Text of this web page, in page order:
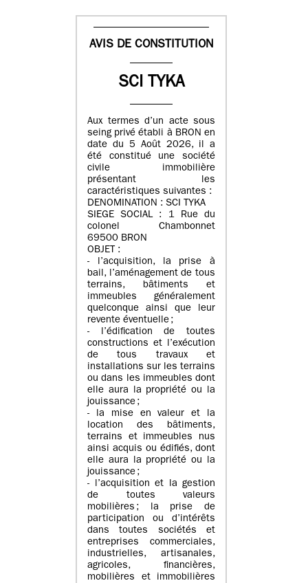
AVIS DE CONSTITUTION
SCI TYKA
Aux termes d’un acte sous
seing privé établi à BRON en
date du 5 Août 2026, il a
été constitué une société
civile immobilière
présentant les
caractéristiques suivantes :
DENOMINATION : SCI TYKA
SIEGE SOCIAL : 1 Rue du
colonel Chambonnet
69500 BRON
OBJET :
- l’acquisition, la prise à
bail, l’aménagement de tous
terrains, bâtiments et
immeubles généralement
quelconque ainsi que leur
revente éventuelle ;
- l’édification de toutes
constructions et l’exécution
de tous travaux et
installations sur les terrains
ou dans les immeubles dont
elle aura la propriété ou la
jouissance ;
- la mise en valeur et la
location des bâtiments,
terrains et immeubles nus
ainsi acquis ou édifiés, dont
elle aura la propriété ou la
jouissance ;
- l’acquisition et la gestion
de toutes valeurs
mobilières ; la prise de
participation ou d’intérêts
dans toutes sociétés et
entreprises commerciales,
industrielles, artisanales,
agricoles, financières,
mobilières et immobilières